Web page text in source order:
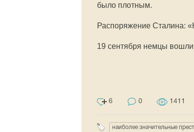
было плотным.
Распоряжение Сталина:
19 сентября немцы
6 0 1411
наиболее значительные